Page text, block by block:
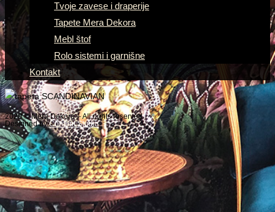
Tvoje zavese i draperije
Tapete Mera Dekora
Mebl štof
Rolo sistemi i garnišne
Kontakt
2020 © Mera Dekora – All rights reserved
Designed byContent Studio